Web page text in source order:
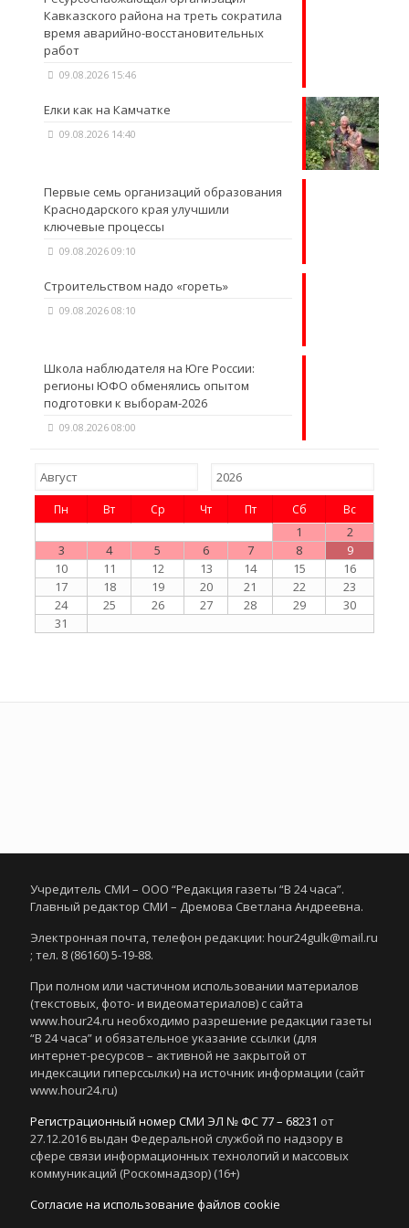
Кавказского района на треть сократила
время аварийно-восстановительных
работ
09.08.2026 15:46
Елки как на Камчатке
09.08.2026 14:40
Первые семь организаций образования
Краснодарского края улучшили
ключевые процессы
09.08.2026 09:10
Строительством надо «гореть»
09.08.2026 08:10
Школа наблюдателя на Юге России:
регионы ЮФО обменялись опытом
подготовки к выборам-2026
09.08.2026 08:00
Пн Вт Ср Чт Пт Сб Вс
1
2
3
4 5 6 7 8
9
10
11 12 13 14 15
16
17
18 19 20 21 22
23
24
25 26 27 28 29
30
31
Учредитель СМИ – ООО “Редакция газеты “В 24 часа”.
Главный редактор СМИ – Дремова Светлана Андреевна.
Электронная почта, телефон редакции: hour24gulk@mail.ru
; тел. 8 (86160) 5-19-88.
При полном или частичном использовании материалов
(текстовых, фото- и видеоматериалов) с сайта
www.hour24.ru необходимо разрешение редакции газеты
“В 24 часа” и обязательное указание ссылки (для
интернет-ресурсов – активной не закрытой от
индексации гиперссылки) на источник информации (сайт
www.hour24.ru)
Регистрационный номер СМИ ЭЛ № ФС 77 – 68231 от
27.12.2016 выдан Федеральной службой по надзору в
сфере связи информационных технологий и массовых
коммуникаций (Роскомнадзор) (16+)
Согласие на использование файлов cookie